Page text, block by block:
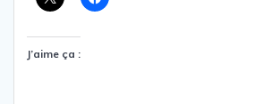
J’aime ça :